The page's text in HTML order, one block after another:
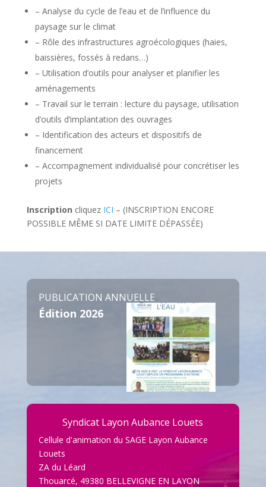
– Analyse du cycle de l’eau et de l’influence du
paysage sur le climat
– Rôle des infrastructures agroécologiques (haies,
baissières, fossés à redans…)
– Utilisation d’outils pour analyser et planifier les
aménagements
– Travail sur le terrain : lecture du paysage, utilisation
d’outils d’implantation des ouvrages
– Identification des acteurs et dispositifs de
financement
– Accompagnement individualisé pour concrétiser les
projets
Inscription cliquez ICI – (INSCRIPTION ENCORE
POSSIBLE MÊME SI DATE LIMITE DÉPASSÉE)
PUBLICATION ANNUELLE
Édition 2026
Syndicat Layon Aubance Louets
Cellule d'animation du SAGE Layon Aubance
Louets
ZA du Léard
Thouarcé, 49380 BELLEVIGNE EN LAYON